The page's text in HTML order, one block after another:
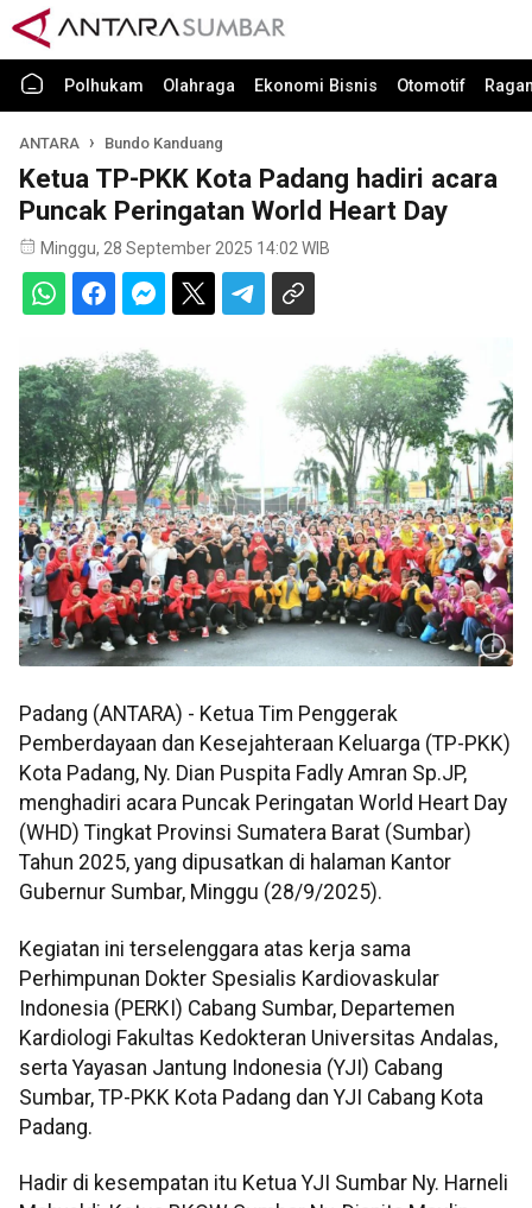
Polhukam Olahraga Ekonomi Bisnis Otomotif
ANTARA Bundo Kanduang
Ketua TP-PKK Kota Padang hadiri acara
Puncak Peringatan World Heart Day
Minggu, 28 September 2025 14:02 WIB
Padang (ANTARA) - Ketua Tim Penggerak
Pemberdayaan dan Kesejahteraan Keluarga (TP-PKK)
Kota Padang, Ny. Dian Puspita Fadly Amran Sp.JP,
menghadiri acara Puncak Peringatan World Heart Day
(WHD) Tingkat Provinsi Sumatera Barat (Sumbar)
Tahun 2025, yang dipusatkan di halaman Kantor
Gubernur Sumbar, Minggu (28/9/2025).
Kegiatan ini terselenggara atas kerja sama
Perhimpunan Dokter Spesialis Kardiovaskular
Indonesia (PERKI) Cabang Sumbar, Departemen
Kardiologi Fakultas Kedokteran Universitas Andalas,
serta Yayasan Jantung Indonesia (YJI) Cabang
Sumbar, TP-PKK Kota Padang dan YJI Cabang Kota
Padang.
Hadir di kesempatan itu Ketua YJI Sumbar Ny. Harneli